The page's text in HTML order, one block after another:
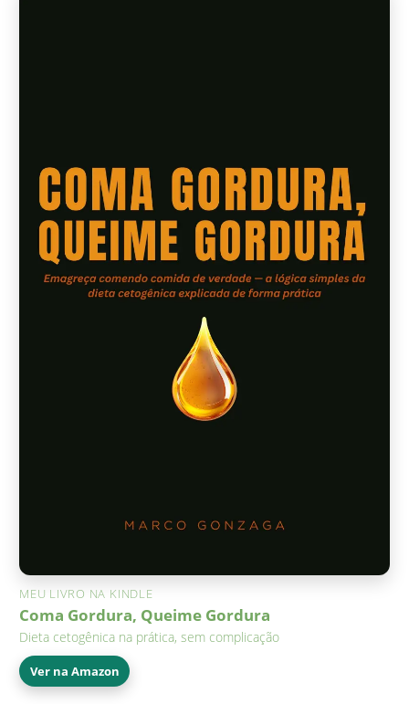
MEU LIVRO NA KINDLE
Coma Gordura, Queime Gordura
Dieta cetogênica na prática, sem complicação
Ver na Amazon